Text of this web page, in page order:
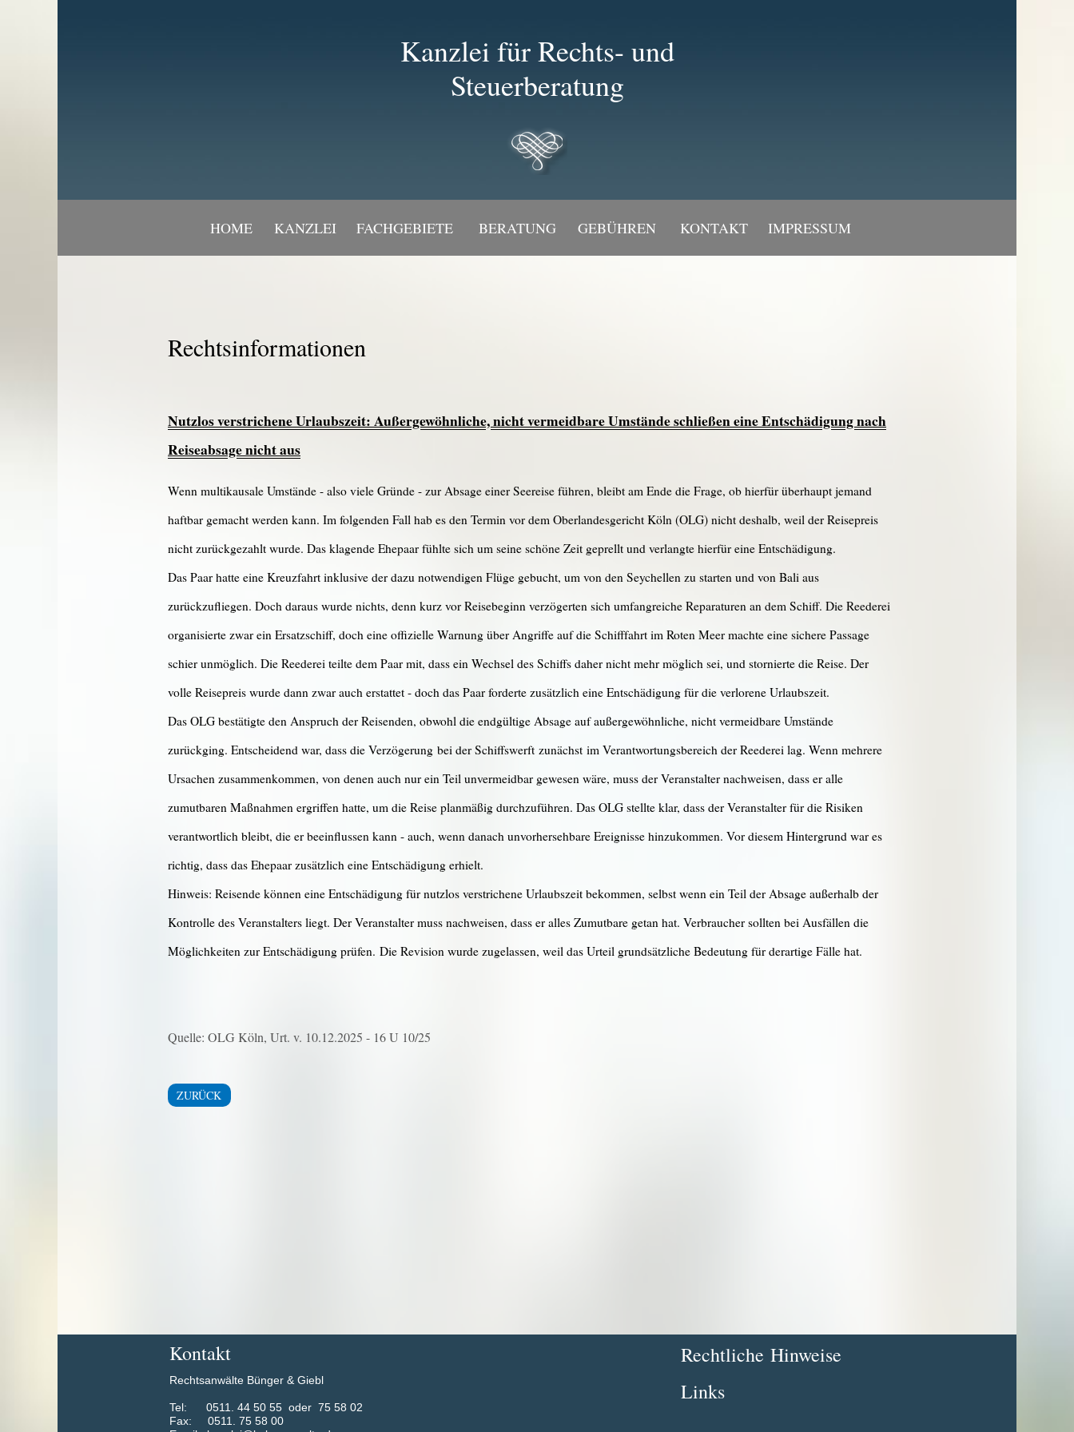
Kanzlei für Rechts- und
Steuerberatung
HOME KANZLEI FACHGEBIETE BERATUNG GEBÜHREN KONTAKT IMPRESSUM
Rechtsinformationen
Nutzlos verstrichene Urlaubszeit: Außergewöhnliche, nicht vermeidbare Umstände schließen eine Entschädigung nach
Reiseabsage nicht aus
Wenn multikausale Umstände - also viele Gründe - zur Absage einer Seereise führen, bleibt am Ende die Frage, ob hierfür überhaupt jemand
haftbar gemacht werden kann. Im folgenden Fall hab es den Termin vor dem Oberlandesgericht Köln (OLG) nicht deshalb, weil der Reisepreis
nicht zurückgezahlt wurde. Das klagende Ehepaar fühlte sich um seine schöne Zeit geprellt und verlangte hierfür eine Entschädigung.
Das Paar hatte eine Kreuzfahrt inklusive der dazu notwendigen Flüge gebucht, um von den Seychellen zu starten und von Bali aus
zurückzufliegen. Doch daraus wurde nichts, denn kurz vor Reisebeginn verzögerten sich umfangreiche Reparaturen an dem Schiff. Die Reederei
organisierte zwar ein Ersatzschiff, doch eine offizielle Warnung über Angriffe auf die Schifffahrt im Roten Meer machte eine sichere Passage
schier unmöglich. Die Reederei teilte dem Paar mit, dass ein Wechsel des Schiffs daher nicht mehr möglich sei, und stornierte die Reise. Der
volle Reisepreis wurde dann zwar auch erstattet - doch das Paar forderte zusätzlich eine Entschädigung für die verlorene Urlaubszeit.
Das OLG bestätigte den Anspruch der Reisenden, obwohl die endgültige Absage auf außergewöhnliche, nicht vermeidbare Umstände
zurückging. Entscheidend war, dass die Verzögerung bei der Schiffswerft zunächst im Verantwortungsbereich der Reederei lag. Wenn mehrere
Ursachen zusammenkommen, von denen auch nur ein Teil unvermeidbar gewesen wäre, muss der Veranstalter nachweisen, dass er alle
zumutbaren Maßnahmen ergriffen hatte, um die Reise planmäßig durchzuführen. Das OLG stellte klar, dass der Veranstalter für die Risiken
verantwortlich bleibt, die er beeinflussen kann - auch, wenn danach unvorhersehbare Ereignisse hinzukommen. Vor diesem Hintergrund war es
richtig, dass das Ehepaar zusätzlich eine Entschädigung erhielt.
Hinweis: Reisende können eine Entschädigung für nutzlos verstrichene Urlaubszeit bekommen, selbst wenn ein Teil der Absage außerhalb der
Kontrolle des Veranstalters liegt. Der Veranstalter muss nachweisen, dass er alles Zumutbare getan hat. Verbraucher sollten bei Ausfällen die
Möglichkeiten zur Entschädigung prüfen. Die Revision wurde zugelassen, weil das Urteil grundsätzliche Bedeutung für derartige Fälle hat.
Quelle: OLG Köln, Urt. v. 10.12.2025 - 16 U 10/25
ZURÜCK
Kontakt
Rechtsanwälte Bünger & Giebl
​Tel: 0511. 44 50 55 oder 75 58 02
Fax: 0511. 75 58 00
Rechtliche Hinweise
Links